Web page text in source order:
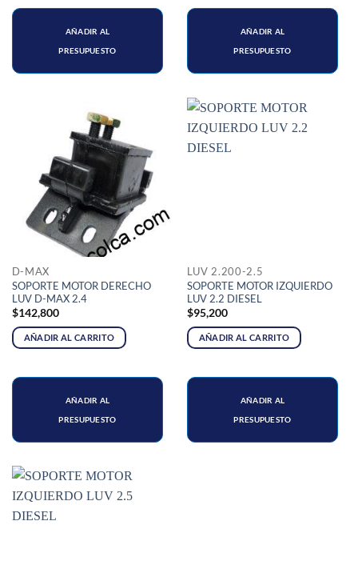
AÑADIR AL
PRESUPUESTO
AÑADIR AL
PRESUPUESTO
D-MAX
SOPORTE MOTOR DERECHO
LUV D-MAX 2.4
$142,800
AÑADIR AL CARRITO
AÑADIR AL
PRESUPUESTO
LUV 2.200-2.5
SOPORTE MOTOR IZQUIERDO
LUV 2.2 DIESEL
$95,200
AÑADIR AL CARRITO
AÑADIR AL
PRESUPUESTO